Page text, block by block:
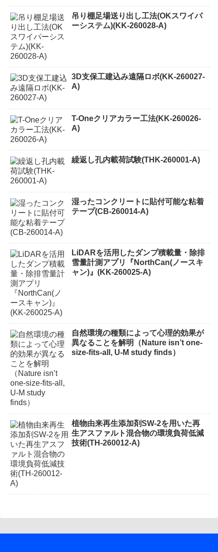
吊り棚足場送り出し工法(OKスワイパ
ーシステム)(KK-260028-A)
3D支保工建込み遠隔ロボ(KK-260027-
A)
T-Oneクリアカラー工法(KK-260026-
A)
繰返し孔内載荷試験(THK-260001-A)
湿ったコンクリートに貼付可能な粘着
テープ(CB-260014-A)
LiDARを活用したダンプ積載量・除排
雪量計測アプリ『NorthCan(ノースキ
ャン)』(KK-260025-A)
自然環境の種類によって心理的効果が
異なることを解明（Nature isn’t one-
size-fits-all, U-M study finds）
植物由来再生添加剤SW-2を用いた再
生アスファルト混合物の環境負荷低減
技術(TH-260012-A)